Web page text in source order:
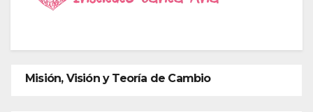
Misión, Visión y Teoría de Cambio